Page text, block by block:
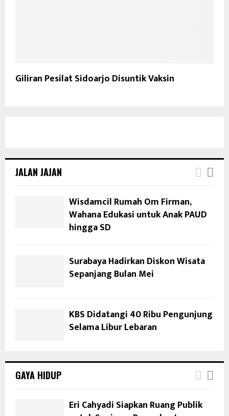
Giliran Pesilat Sidoarjo Disuntik Vaksin
JALAN JAJAN
Wisdamcil Rumah Om Firman,
Wahana Edukasi untuk Anak PAUD
hingga SD
Surabaya Hadirkan Diskon Wisata
Sepanjang Bulan Mei
KBS Didatangi 40 Ribu Pengunjung
Selama Libur Lebaran
GAYA HIDUP
Eri Cahyadi Siapkan Ruang Publik